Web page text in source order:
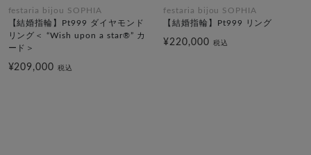
festaria bijou SOPHIA
【結婚指輪】Pt999 ダイヤモンド
リング＜ “Wish upon a star®” カ
ード＞
¥209,000税込
festaria bijou SOPHIA
【結婚指輪】Pt999 リング
¥220,000 税込